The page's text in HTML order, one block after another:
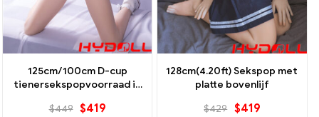
125cm/100cm D-cup
tienersekspopvoorraad in
$449 $419
128cm(4.20ft) Sekspop met
platte bovenlijf
$429 $419